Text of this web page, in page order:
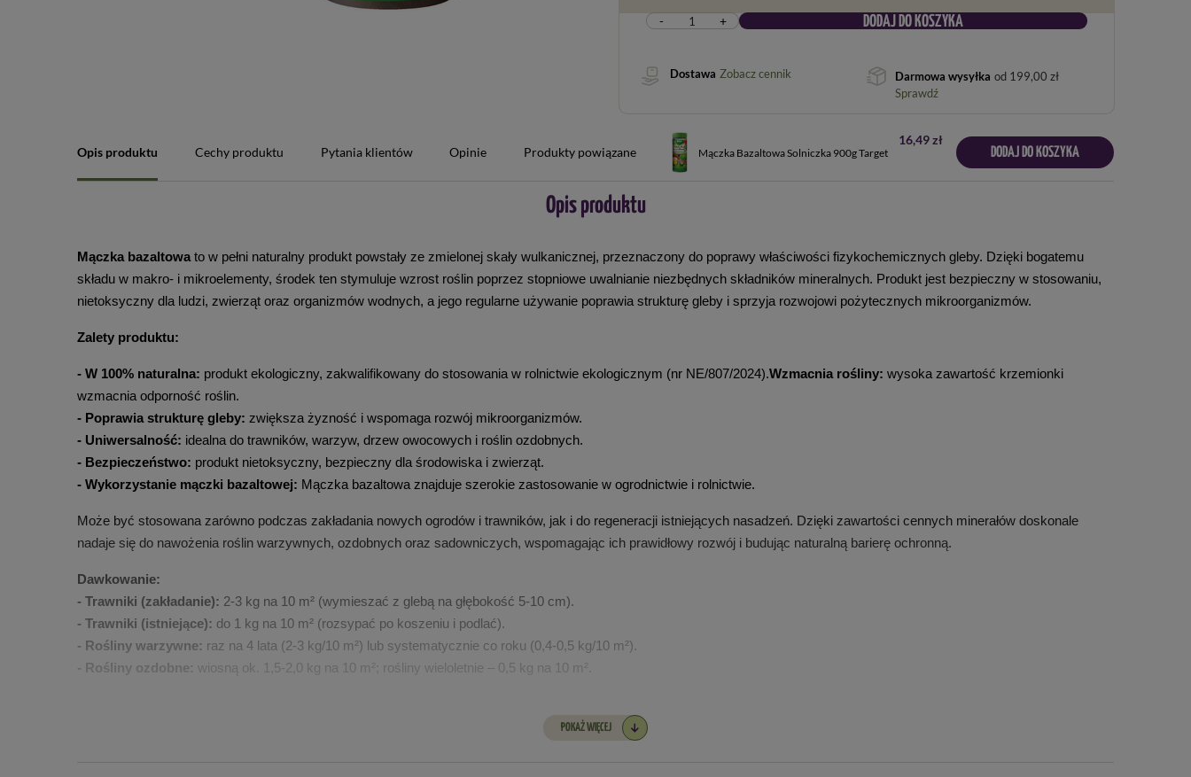
- + DODAJ DO KOSZYKA
Dostawa Zobacz cennik Darmowa wysyłka od 199,00 zł
Sprawdź
Opis produktu Cechy produktu Pytania klientów Opinie Produkty powiązane Mączka Bazaltowa Solniczka 900g Target
16,49 zł
DODAJ DO KOSZYKA
Opis produktu
Mączka bazaltowa to w pełni naturalny produkt powstały ze zmielonej skały wulkanicznej, przeznaczony do poprawy właściwości fizykochemicznych gleby. Dzięki bogatemu
składu w makro- i mikroelementy, środek ten stymuluje wzrost roślin poprzez stopniowe uwalnianie niezbędnych składników mineralnych. Produkt jest bezpieczny w stosowaniu,
nietoksyczny dla ludzi, zwierząt oraz organizmów wodnych, a jego regularne używanie poprawia strukturę gleby i sprzyja rozwojowi pożytecznych mikroorganizmów.
Zalety produktu:
- W 100% naturalna: produkt ekologiczny, zakwalifikowany do stosowania w rolnictwie ekologicznym (nr NE/807/2024).Wzmacnia rośliny: wysoka zawartość krzemionki
wzmacnia odporność roślin.
- Poprawia strukturę gleby: zwiększa żyzność i wspomaga rozwój mikroorganizmów.
- Uniwersalność: idealna do trawników, warzyw, drzew owocowych i roślin ozdobnych.
- Bezpieczeństwo: produkt nietoksyczny, bezpieczny dla środowiska i zwierząt.
- Wykorzystanie mączki bazaltowej: Mączka bazaltowa znajduje szerokie zastosowanie w ogrodnictwie i rolnictwie.
Może być stosowana zarówno podczas zakładania nowych ogrodów i trawników, jak i do regeneracji istniejących nasadzeń. Dzięki zawartości cennych minerałów doskonale
nadaje się do nawożenia roślin warzywnych, ozdobnych oraz sadowniczych, wspomagając ich prawidłowy rozwój i budując naturalną barierę ochronną.
Dawkowanie:
- Trawniki (zakładanie): 2-3 kg na 10 m² (wymieszać z glebą na głębokość 5-10 cm).
- Trawniki (istniejące): do 1 kg na 10 m² (rozsypać po koszeniu i podlać).
- Rośliny warzywne: raz na 4 lata (2-3 kg/10 m²) lub systematycznie co roku (0,4-0,5 kg/10 m²).
- Rośliny ozdobne: wiosną ok. 1,5-2,0 kg na 10 m²; rośliny wieloletnie – 0,5 kg na 10 m².
POKAŻ WIĘCEJ